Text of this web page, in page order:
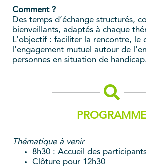
Comment ?
Des temps d’échange structurés,
bienveillants, adaptés à chaque
L’objectif : faciliter la rencontre, le
l’engagement mutuel autour de
personnes en situation de
Thématique à venir
8h30 : Accueil des
Clôture pour 12h30